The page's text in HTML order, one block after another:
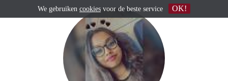
We gebruiken cookies voor de beste service OK!